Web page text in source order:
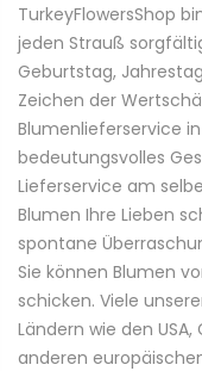
TurkeyFlowersShop
jeden Strauß
Geburtstag,
Zeichen der
Blumenlieferservice
bedeutungsvolles
Lieferservice am
Blumen Ihre Lieben
spontane
Sie können Blumen
schicken. Viele
Ländern wie den
anderen